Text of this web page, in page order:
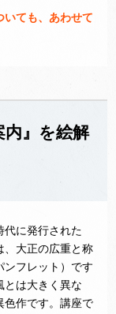
ても、あわせて
内』を絵解
に発行された
、大正の広重と称
ンフレット）です
とは大きく異な
色作です。講座で